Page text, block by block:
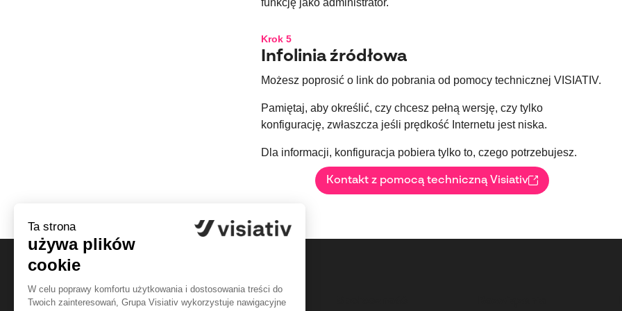
funkcję jako administrator.
Krok 5
Infolinia źródłowa
Możesz poprosić o link do pobrania od pomocy technicznej VISIATIV.
Pamiętaj, aby określić, czy chcesz pełną wersję, czy tylko
konfigurację, zwłaszcza jeśli prędkość Internetu jest niska.
Dla informacji, konfiguracja pobiera tylko to, czego potrzebujesz.
Kontakt z pomocą techniczną Visiativ